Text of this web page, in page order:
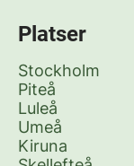
Platser
Stockholm
Piteå
Luleå
Umeå
Kiruna